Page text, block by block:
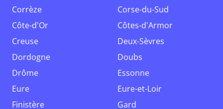
Corrèze
Corse-du-Sud
Côte-d'Or
Côtes-d'Armor
Creuse
Deux-Sèvres
Dordogne
Doubs
Drôme
Essonne
Eure
Eure-et-Loir
Finistère
Gard